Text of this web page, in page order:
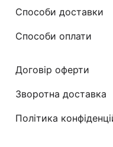
Способи доставки
Способи оплати
Договір оферти
Зворотна доставка
Політика